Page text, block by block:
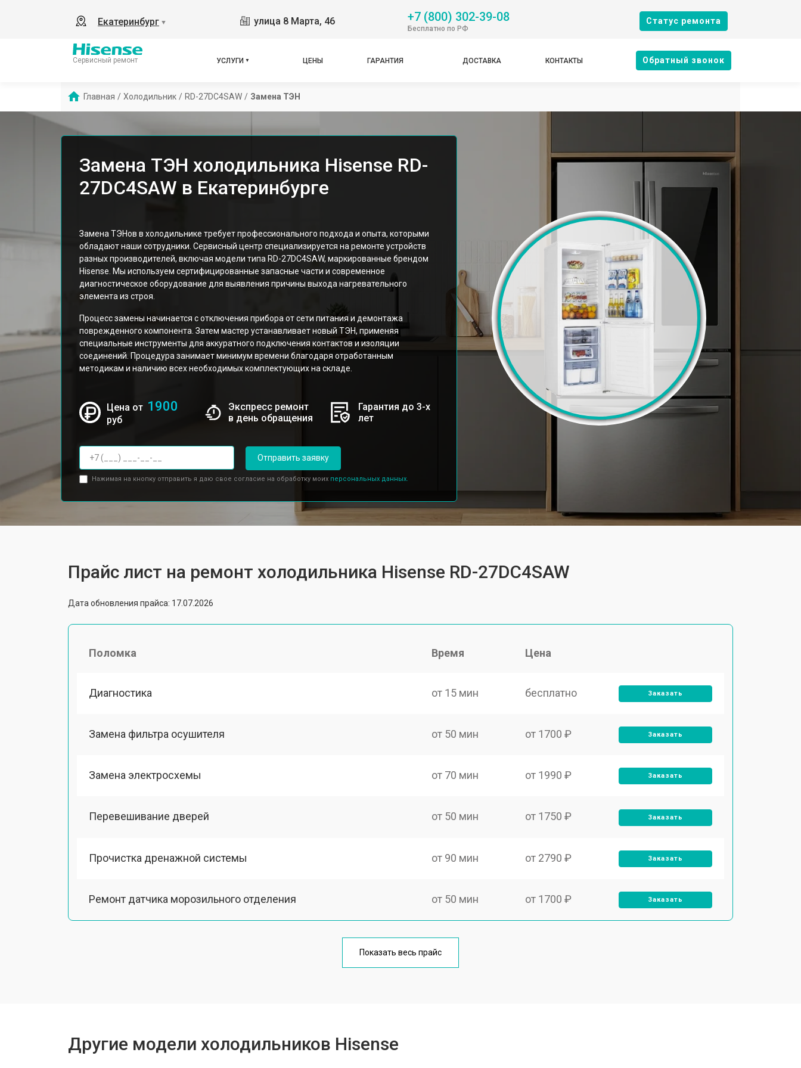
Екатеринбург ▼ улица 8 Марта, 46 +7 (800) 302-39-08
Бесплатно по РФ
Cтатус ремонта
Сервисный ремонт УСЛУГИ ЦЕНЫ ГАРАНТИЯ ДОСТАВКА КОНТАКТЫ Oбратный звонок
Главная / Холодильник / RD-27DC4SAW / Замена ТЭН
Замена ТЭН холодильника Hisense RD-
27DC4SAW в Екатеринбурге
Замена ТЭНов в холодильнике требует профессионального подхода и опыта, которыми
обладают наши сотрудники. Сервисный центр специализируется на ремонте устройств
разных производителей, включая модели типа RD-27DC4SAW, маркированные брендом
Hisense. Мы используем сертифицированные запасные части и современное
диагностическое оборудование для выявления причины выхода нагревательного
элемента из строя.
Процесс замены начинается с отключения прибора от сети питания и демонтажа
поврежденного компонента. Затем мастер устанавливает новый ТЭН, применяя
специальные инструменты для аккуратного подключения контактов и изоляции
соединений. Процедура занимает минимум времени благодаря отработанным
методикам и наличию всех необходимых комплектующих на складе.
Цена от 1900
руб
Экспресс ремонт
в день обращения
Гарантия до 3-х
лет
Отправить заявку
Нажимая на кнопку отправить я даю свое согласие на обработку моих персональных данных.
Прайс лист на ремонт холодильника Hisense RD-27DC4SAW
Дата обновления прайса: 17.07.2026
Поломка Время Цена
Диагностика от 15 мин бесплатно Заказать
Замена фильтра осушителя от 50 мин от 1700 ₽ Заказать
Замена электросхемы от 70 мин от 1990 ₽ Заказать
Перевешивание дверей от 50 мин от 1750 ₽ Заказать
Прочистка дренажной системы от 90 мин от 2790 ₽ Заказать
Ремонт датчика морозильного отделения от 50 мин от 1700 ₽ Заказать
от 80 мин
Показать весь прайс
Другие модели холодильников Hisense